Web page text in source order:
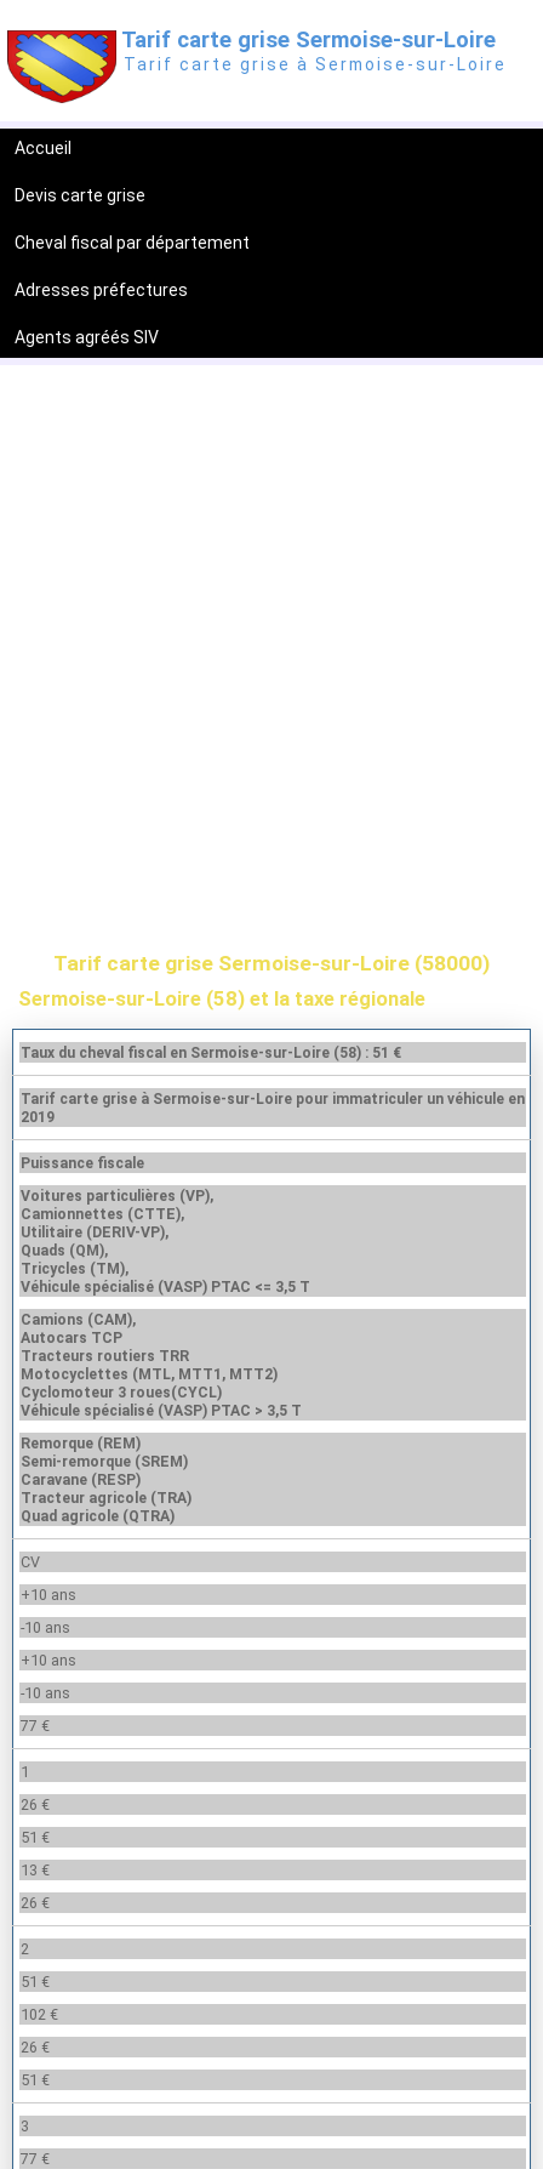
Tarif carte grise Sermoise-sur-Loire
Tarif carte grise à Sermoise-sur-Loire
Accueil
Devis carte grise
Cheval fiscal par département
Adresses préfectures
Agents agréés SIV
Tarif carte grise Sermoise-sur-Loire (58000)
Sermoise-sur-Loire (58) et la taxe régionale
Taux du cheval fiscal en Sermoise-sur-Loire (58) : 51 €
Tarif carte grise à Sermoise-sur-Loire pour immatriculer un véhicule en
2019
Puissance fiscale
Voitures particulières (VP),
Camionnettes (CTTE),
Utilitaire (DERIV-VP),
Quads (QM),
Tricycles (TM),
Véhicule spécialisé (VASP) PTAC <= 3,5 T
Camions (CAM),
Autocars TCP
Tracteurs routiers TRR
Motocyclettes (MTL, MTT1, MTT2)
Cyclomoteur 3 roues(CYCL)
Véhicule spécialisé (VASP) PTAC > 3,5 T
Remorque (REM)
Semi-remorque (SREM)
Caravane (RESP)
Tracteur agricole (TRA)
Quad agricole (QTRA)
CV
+10 ans
-10 ans
+10 ans
-10 ans
77 €
1
26 €
51 €
13 €
26 €
2
51 €
102 €
26 €
51 €
3
77 €